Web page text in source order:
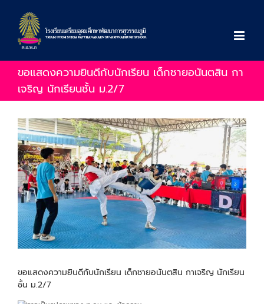
content
ขอแสดงความยินดีกับนักเรียน เด็กชายอนันตสิน กา
เจริญ นักเรียนชั้น ม.2/7
View
Larger
Image
ขอแสดงความยินดีกับนักเรียน เด็กชายอนันตสิน กาเจริญ นักเรียน
ชั้น ม.2/7